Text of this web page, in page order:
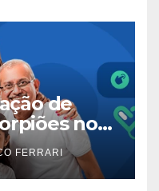
de
no
FERRARI